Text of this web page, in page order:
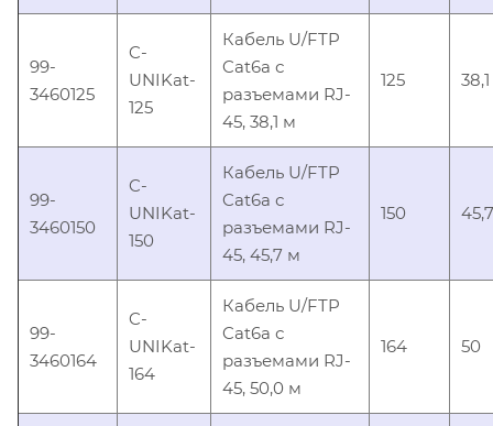
99-
3460125
C-
UNIKat-
125
Кабель U/FTP
Cat6a с
разъемами RJ-
45, 38,1 м
125 38,1
99-
3460150
C-
UNIKat-
150
Кабель U/FTP
Cat6a с
разъемами RJ-
45, 45,7 м
150 45,7
99-
3460164
C-
UNIKat-
164
Кабель U/FTP
Cat6a с
разъемами RJ-
45, 50,0 м
164 50